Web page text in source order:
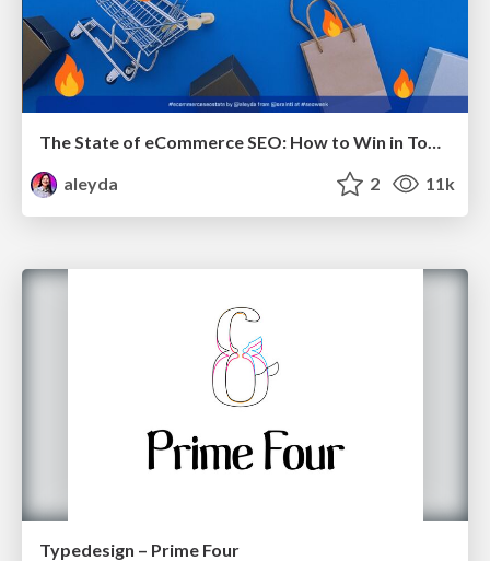
The State of eCommerce SEO: How to Win in Today's Products SERPs - #SEOweek
aleyda
2 11k
Typedesign – Prime Four